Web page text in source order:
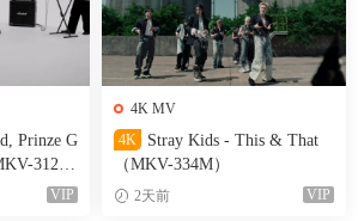
Prinze G
312
VIP
4K MV
4K
Stray Kids - This & That
（MKV-334M）
2天前 VIP